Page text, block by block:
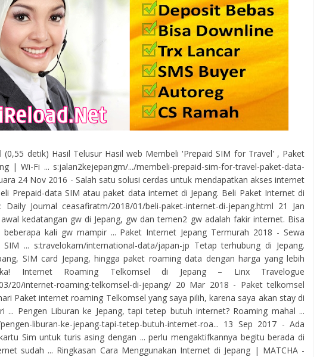
(0,55 detik) Hasil Telusur Hasil web Membeli 'Prepaid SIM for Travel' , Paket
| Wi-Fi ... s:jalan2kejepangm/.../membeli-prepaid-sim-for-travel-paket-data-
24 Nov 2016 - Salah satu solusi cerdas untuk mendapatkan akses internet
Prepaid-data SIM atau paket data internet di Jepang. Beli Paket Internet di
Daily Journal ceasafiratm/2018/01/beli-paket-internet-di-jepang.html 21 Jan
kedatangan gw di Jepang, gw dan temen2 gw adalah fakir internet. Bisa
beberapa kali gw mampir ... Paket Internet Jepang Termurah 2018 - Sewa
... s:travelokam/international-data/japan-jp Tetap terhubung di Jepang.
SIM card Jepang, hingga paket roaming data dengan harga yang lebih
Internet Roaming Telkomsel di Jepang – Linx Travelogue
20/internet-roaming-telkomsel-di-jepang/ 20 Mar 2018 - Paket telkomsel
Paket internet roaming Telkomsel yang saya pilih, karena saya akan stay di
... Pengen Liburan ke Jepang, tapi tetep butuh internet? Roaming mahal ...
pengen-liburan-ke-jepang-tapi-tetep-butuh-internet-roa... 13 Sep 2017 - Ada
Sim untuk turis asing dengan ... perlu mengaktifkannya begitu berada di
sudah ... Ringkasan Cara Menggunakan Internet di Jepang | MATCHA -